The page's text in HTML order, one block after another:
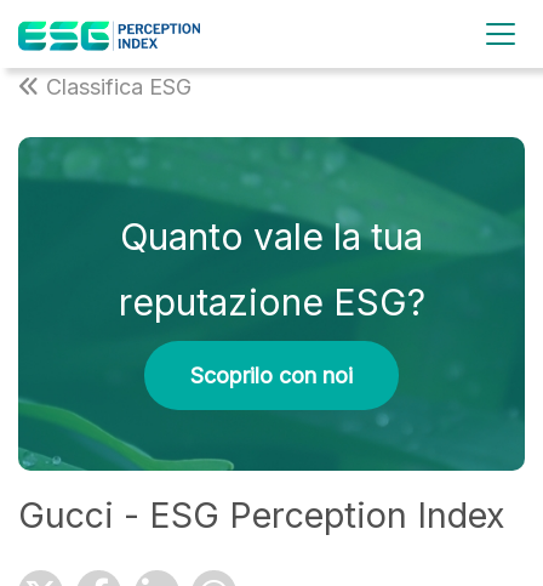
Classifica ESG
Quanto vale la tua
reputazione ESG?
Scoprilo con noi
Gucci - ESG Perception Index